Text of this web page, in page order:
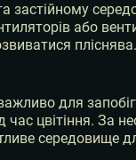
або
пліснява.
для
час цвітіння.
середовище